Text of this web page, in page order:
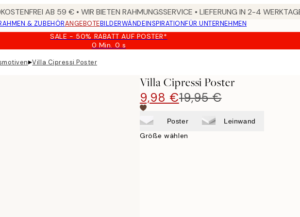
AB 59 € • WIR BIETEN RAHMUNGSSERVICE • LIEFERUNG IN 2-4
& ZUBEHÖRANGEBOTEBILDERWÄNDEINSPIRATIONFÜR UNTERNEHMEN
SALE - 50% RABATT AUF POSTER*
0 Min. 0 s
Gültig
▸Villa Cipressi Poster
Villa Cipressi Poster
9,98 €19,95 €
Poster Leinwand
Größe wählen